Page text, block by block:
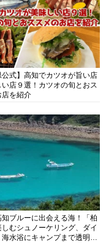
公式】高知でカツオが旨い店
い店９選！カツオの旬とおス
店を紹介
ブルーに出会える海！「柏
むシュノーケリング、ダイ
海水浴にキャンプまで透明度